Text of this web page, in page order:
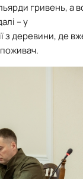
гривень, а
– у
з деревини, де